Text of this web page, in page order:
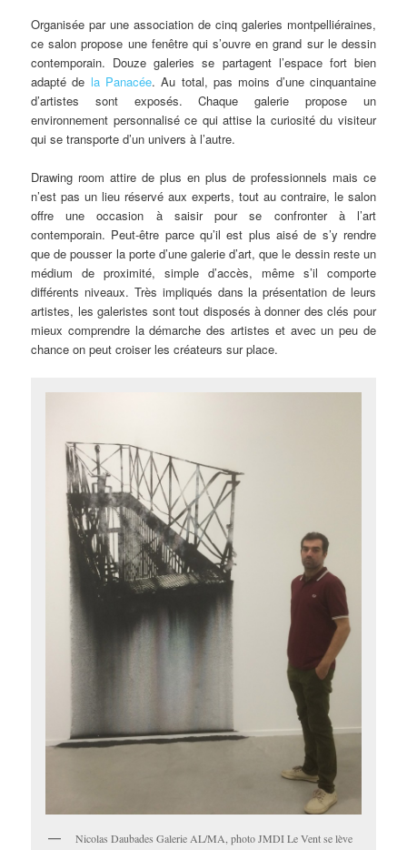
Organisée par une association de cinq galeries montpelliéraines,
ce salon propose une fenêtre qui s’ouvre en grand sur le dessin
contemporain. Douze galeries se partagent l’espace fort bien
adapté de la Panacée. Au total, pas moins d’une cinquantaine
d’artistes sont exposés. Chaque galerie propose un
environnement personnalisé ce qui attise la curiosité du visiteur
qui se transporte d’un univers à l’autre.
Drawing room attire de plus en plus de professionnels mais ce
n’est pas un lieu réservé aux experts, tout au contraire, le salon
offre une occasion à saisir pour se confronter à l’art
contemporain. Peut-être parce qu’il est plus aisé de s’y rendre
que de pousser la porte d’une galerie d’art, que le dessin reste un
médium de proximité, simple d’accès, même s’il comporte
différents niveaux. Très impliqués dans la présentation de leurs
artistes, les galeristes sont tout disposés à donner des clés pour
mieux comprendre la démarche des artistes et avec un peu de
chance on peut croiser les créateurs sur place.
Nicolas Daubades Galerie AL/MA, photo JMDI Le Vent se lève